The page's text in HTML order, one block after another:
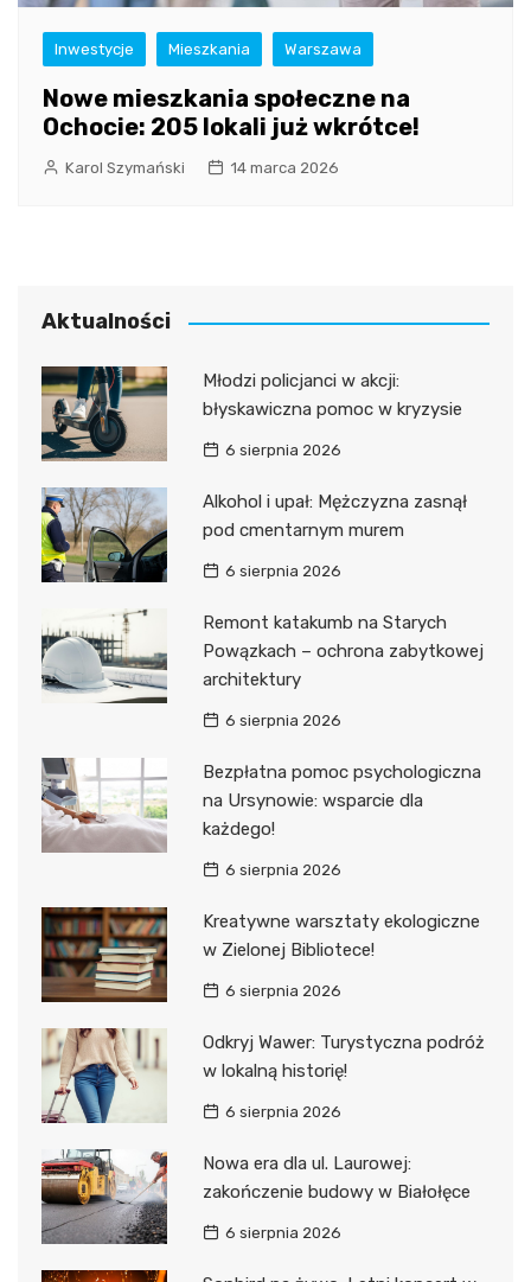
Inwestycje Mieszkania Warszawa
Nowe mieszkania społeczne na
Ochocie: 205 lokali już wkrótce!
Karol Szymański 14 marca 2026
Aktualności
Młodzi policjanci w akcji:
błyskawiczna pomoc w kryzysie
6 sierpnia 2026
Alkohol i upał: Mężczyzna zasnął
pod cmentarnym murem
6 sierpnia 2026
Remont katakumb na Starych
Powązkach – ochrona zabytkowej
architektury
6 sierpnia 2026
Bezpłatna pomoc psychologiczna
na Ursynowie: wsparcie dla
każdego!
6 sierpnia 2026
Kreatywne warsztaty ekologiczne
w Zielonej Bibliotece!
6 sierpnia 2026
Odkryj Wawer: Turystyczna podróż
w lokalną historię!
6 sierpnia 2026
Nowa era dla ul. Laurowej:
zakończenie budowy w Białołęce
6 sierpnia 2026